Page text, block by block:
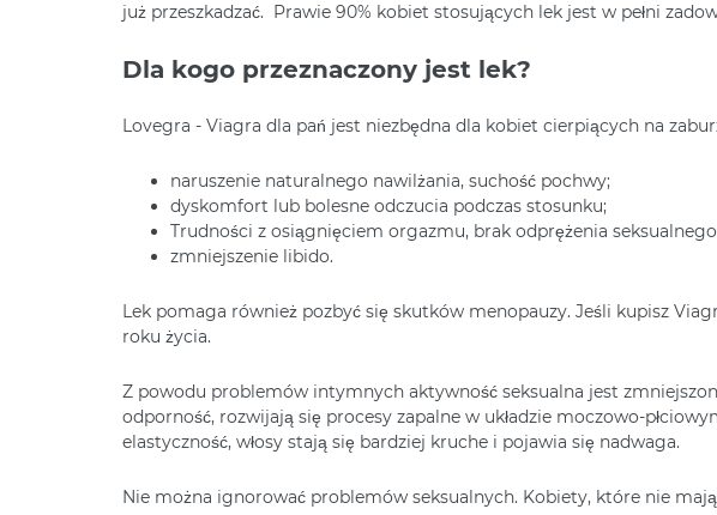
już przeszkadzać. Prawie 90% kobiet stosujących lek jest w pełni
Dla kogo przeznaczony jest lek?
Lovegra - Viagra dla pań jest niezbędna dla kobiet cierpiących na
naruszenie naturalnego nawilżania, suchość pochwy;
dyskomfort lub bolesne odczucia podczas stosunku;
Trudności z osiągnięciem orgazmu, brak odprężenia
zmniejszenie libido.
Lek pomaga również pozbyć się skutków menopauzy. Jeśli kupisz
roku życia.
Z powodu problemów intymnych aktywność seksualna jest
odporność, rozwijają się procesy zapalne w układzie moczowo-
elastyczność, włosy stają się bardziej kruche i pojawia się nadwaga.
Nie można ignorować problemów seksualnych. Kobiety, które nie